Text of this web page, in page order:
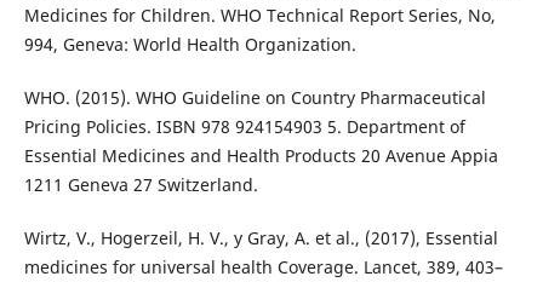
Medicines for Children. WHO Technical Report Series, No,
994, Geneva: World Health Organization.
WHO. (2015). WHO Guideline on Country Pharmaceutical
Pricing Policies. ISBN 978 924154903 5. Department of
Essential Medicines and Health Products 20 Avenue Appia
1211 Geneva 27 Switzerland.
Wirtz, V., Hogerzeil, H. V., y Gray, A. et al., (2017), Essential
medicines for universal health Coverage. Lancet, 389, 403–